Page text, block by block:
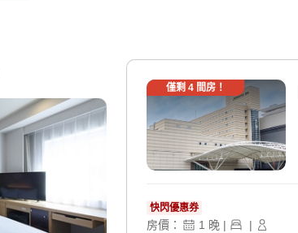
僅剩 4間房！
快閃優惠券
房價： 1 晚 | |